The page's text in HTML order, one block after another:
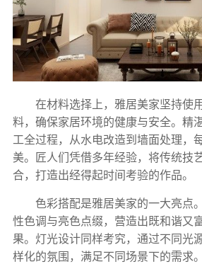
在材料选择上，雅居美家坚持使
料，确保家居环境的健康与安全。精
工全过程，从水电改造到墙面处理，
美。匠人们凭借多年经验，将传统技
合，打造出经得起时间考验的作品。
色彩搭配是雅居美家的一大亮点
性色调与亮色点缀，营造出既和谐又
果。灯光设计同样考究，通过不同光
样化的氛围，满足不同场景下的需求。